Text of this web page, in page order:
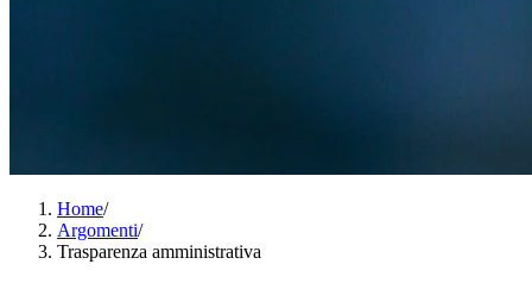
Home/
Argomenti/
Trasparenza amministrativa